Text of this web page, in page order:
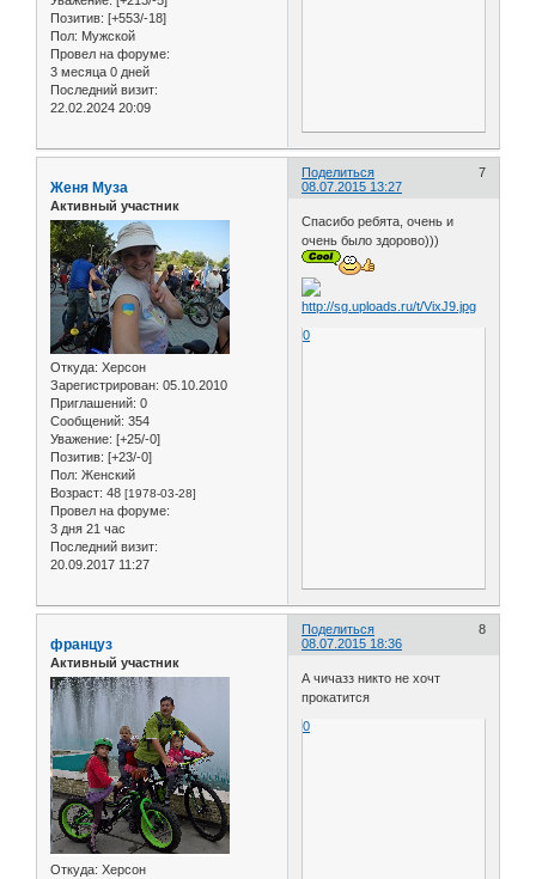
Позитив: [+553/-18]
Пол: Мужской
Провел на форуме:
3 месяца 0 дней
Последний визит:
22.02.2024 20:09
Поделиться
7
08.07.2015 13:27
Женя Муза
Активный участник
Откуда: Херсон
Зарегистрирован: 05.10.2010
Приглашений: 0
Сообщений: 354
Уважение: [+25/-0]
Позитив: [+23/-0]
Пол: Женский
Возраст: 48 [1978-03-28]
Провел на форуме:
3 дня 21 час
Последний визит:
20.09.2017 11:27
Спасибо ребята, очень и
очень было здорово)))
0
Поделиться
8
08.07.2015 18:36
француз
Активный участник
Откуда: Херсон
А чичазз никто не хочт
прокатится
0